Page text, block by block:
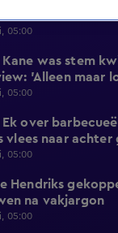
05:00
Kane was stem
'Alleen maar
05:00
Ek over
vlees naar
05:00
Hendriks
na vakjargon
05:00